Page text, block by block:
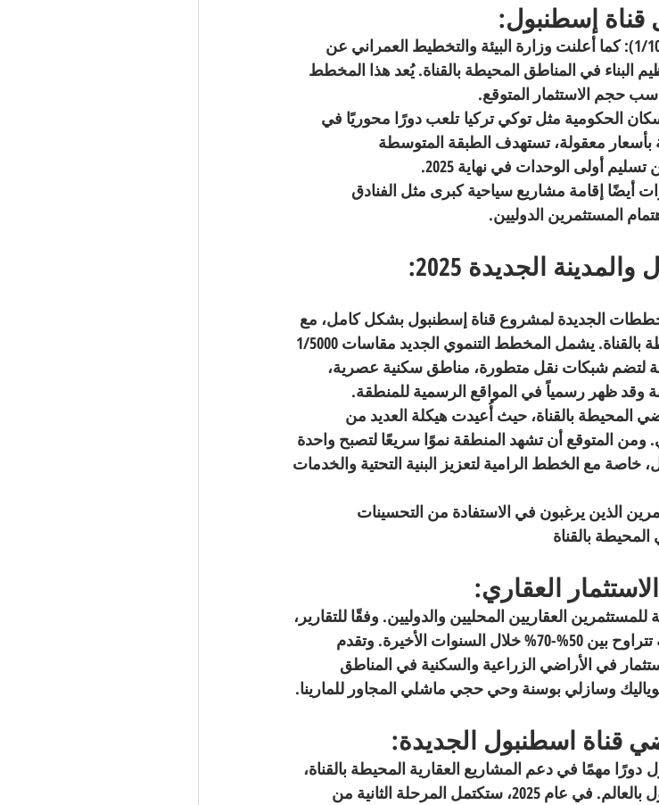
قناة إسطنبول:
أعلنت وزارة البيئة والتخطيط العمراني عن
البناء في المناطق المحيطة بالقناة. يُعد هذا المخطط
حجم الاستثمار المتوقع.
الحكومية مثل توكي تركيا تلعب دورًا محوريًا في
معقولة، تستهدف الطبقة المتوسطة
أولى الوحدات في نهاية 2025.
أيضًا إقامة مشاريع سياحية كبرى مثل الفنادق
المستثمرين الدوليين.
الجديدة 2025:
عن عودة المخططات الجديدة لمشروع قناة إسطنبول بشكل كامل، مع
لتضم شبكات نقل متطورة، مناطق سكنية عصرية،
ظهر رسمياً في المواقع الرسمية للمنطقة.
المحيطة بالقناة، حيث أُعيدت هيكلة العديد من
ومن المتوقع أن تشهد المنطقة نموًا سريعًا لتصبح واحدة
مع الخطط الرامية لتعزيز البنية التحتية والخدمات
الذين يرغبون في الاستفادة من التحسينات
بالقناة
العقاري:
العقاريين المحليين والدوليين. وفقًا للتقارير،
زادت قيمة الأراضي المحيطة بالمشروع بنسبة تتراوح بين 50%-70% خلال السنوات الأخيرة. وتقدم
في الأراضي الزراعية والسكنية في المناطق
وسازلي بوسنة وحي حجي ماشلي المجاور للمارينا.
قناة اسطنبول الجديدة:
دورًا مهمًا في دعم المشاريع العقارية المحيطة بالقناة،
حيث يربط أراضي المدينة الجديدة في اسطنبول بالعالم. في عام 2025، ستكتمل المرحلة الثانية من